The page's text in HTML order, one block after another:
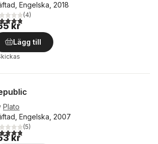
Engelska, 2018
utav 5 stjärnor. Totalt antal röster:
(4)
kr
Lägg till
Plato
Engelska, 2007
utav 5 stjärnor. Totalt antal röster:
(5)
kr